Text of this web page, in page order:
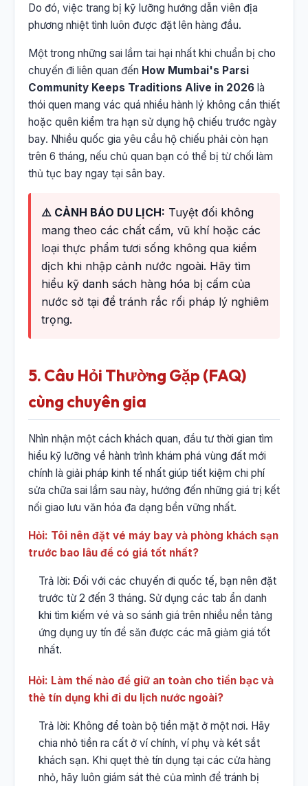
Do đó, việc trang bị kỹ lưỡng hướng dẫn viên địa
phương nhiệt tình luôn được đặt lên hàng đầu.
Một trong những sai lầm tai hại nhất khi chuẩn bị cho
chuyến đi liên quan đến How Mumbai's Parsi
Community Keeps Traditions Alive in 2026 là
thói quen mang vác quá nhiều hành lý không cần thiết
hoặc quên kiểm tra hạn sử dụng hộ chiếu trước ngày
bay. Nhiều quốc gia yêu cầu hộ chiếu phải còn hạn
trên 6 tháng, nếu chủ quan bạn có thể bị từ chối làm
thủ tục bay ngay tại sân bay.
⚠️ CẢNH BÁO DU LỊCH: Tuyệt đối không
mang theo các chất cấm, vũ khí hoặc các
loại thực phẩm tươi sống không qua kiểm
dịch khi nhập cảnh nước ngoài. Hãy tìm
hiểu kỹ danh sách hàng hóa bị cấm của
nước sở tại để tránh rắc rối pháp lý nghiêm
trọng.
5. Câu Hỏi Thường Gặp (FAQ)
cùng chuyên gia
Nhìn nhận một cách khách quan, đầu tư thời gian tìm
hiểu kỹ lưỡng về hành trình khám phá vùng đất mới
chính là giải pháp kinh tế nhất giúp tiết kiệm chi phí
sửa chữa sai lầm sau này, hướng đến những giá trị kết
nối giao lưu văn hóa đa dạng bền vững nhất.
Hỏi: Tôi nên đặt vé máy bay và phòng khách sạn
trước bao lâu để có giá tốt nhất?
Trả lời: Đối với các chuyến đi quốc tế, bạn nên đặt
trước từ 2 đến 3 tháng. Sử dụng các tab ẩn danh
khi tìm kiếm vé và so sánh giá trên nhiều nền tảng
ứng dụng uy tín để săn được các mã giảm giá tốt
nhất.
Hỏi: Làm thế nào để giữ an toàn cho tiền bạc và
thẻ tín dụng khi đi du lịch nước ngoài?
Trả lời: Không để toàn bộ tiền mặt ở một nơi. Hãy
chia nhỏ tiền ra cất ở ví chính, ví phụ và két sắt
khách sạn. Khi quẹt thẻ tín dụng tại các cửa hàng
nhỏ, hãy luôn giám sát thẻ của mình để tránh bị